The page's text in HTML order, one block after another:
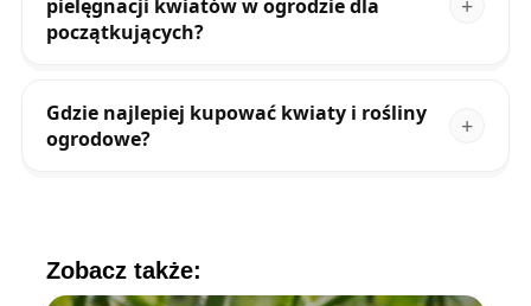
pielęgnacji kwiatów w ogrodzie dla
początkujących?
Gdzie najlepiej kupować kwiaty i rośliny
ogrodowe?
Zobacz także: